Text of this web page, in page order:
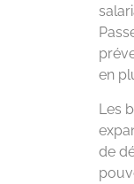
en
Les
de